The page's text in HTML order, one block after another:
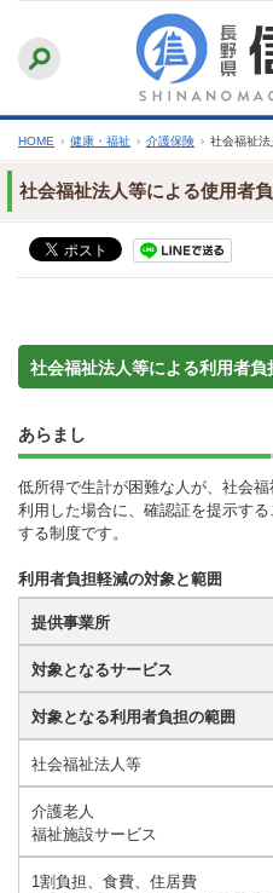
文
へ
ふりがなをつける
文字サイ
HOME › 健康・福祉 › 介護保険 › 社会福祉
社会福祉法人等による使用者
社会福祉法人等による利用者
あらまし
低所得で生計が困難な人が、社会
利用した場合に、確認証を提示す
する制度です。
利用者負担軽減の対象と範囲
提供事業所
対象となるサービス
対象となる利用者負担の範囲
社会福祉法人等
介護老人
福祉施設サービス
1割負担、食費、住居費